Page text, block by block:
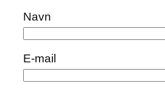
Navn
E-mail